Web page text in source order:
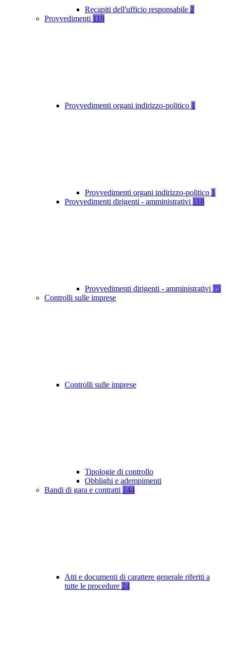
Recapiti dell'ufficio responsabile 2
Provvedimenti 119
Provvedimenti organi indirizzo-politico 1
Provvedimenti organi indirizzo-politico 1
Provvedimenti dirigenti - amministrativi 118
Provvedimenti dirigenti - amministrativi 75
Controlli sulle imprese
Controlli sulle imprese
Tipologie di controllo
Obblighi e adempimenti
Bandi di gara e contratti 144
Atti e documenti di carattere generale riferiti a
tutte le procedure 24